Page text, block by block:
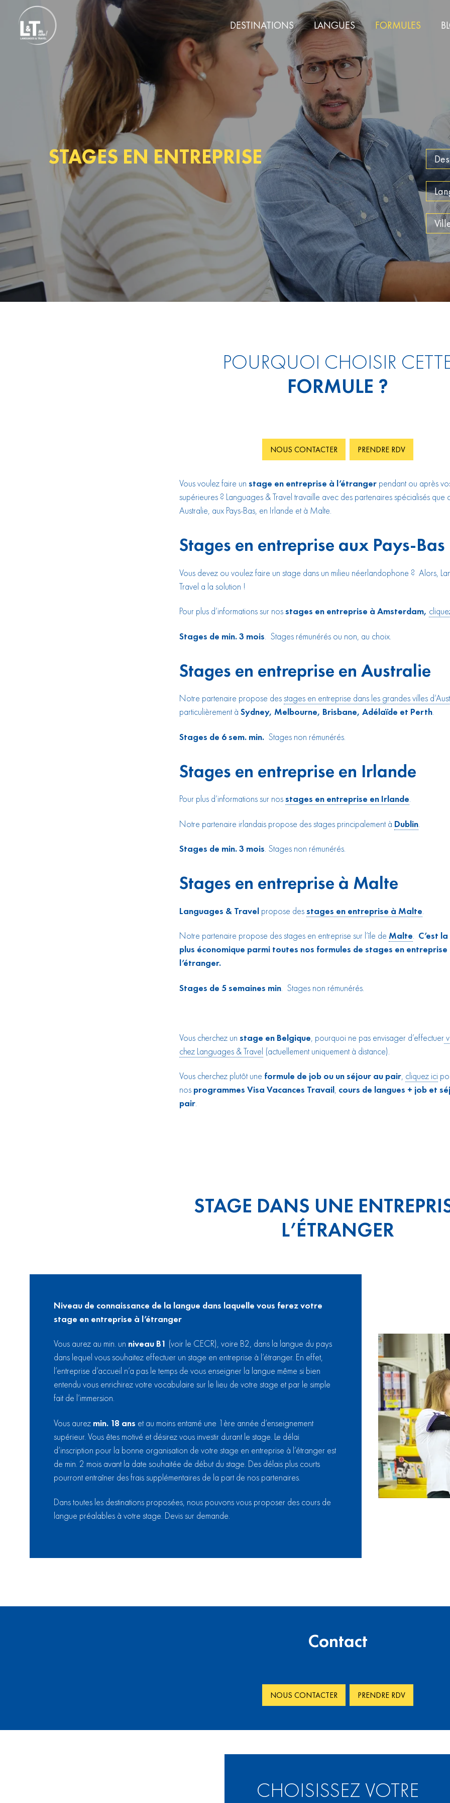
DESTINATIONS LANGUES FORMULES
STAGES EN ENTREPRISE
POURQUOI CHOISIR
FORMULE ?
NOUS CONTACTER PRENDRE RDV
Vous voulez faire un stage en entreprise à l’étranger pendant ou après
supérieures ? Languages & Travel travaille avec des partenaires spécialisés que
Australie, aux Pays-Bas, en Irlande et à Malte.
Stages en entreprise aux Pays-Bas
Vous devez ou voulez faire un stage dans un milieu néerlandophone ? Alors,
Travel a la solution !
Pour plus d’informations sur nosstages en entreprise à Amsterdam,
Stages de min. 3 mois . Stages rémunérés ou non, au choix.
Stages en entreprise en Australie
Notre partenaire propose desstages en entreprise dans les grandes villes
particulièrement à Sydney, Melbourne, Brisbane, Adélaïde et Perth.
Stages de 6 sem. min. Stages non rémunérés.
Stages en entreprise en Irlande
Pour plus d’informations sur nosstages en entreprise en Irlande.
Notre partenaire irlandais propose des stages principalement à Dublin.
Stages de min. 3 mois. Stages non rémunérés.
Stages en entreprise à Malte
Languages & Travel propose desstages en entreprise à Malte.
Notre partenaire propose des stages en entreprise sur l’île de Malte. C’est
plus économique parmi toutes nos formules de stages en entreprise
l’étranger.
Stages de 5 semaines min. Stages non rémunérés.
Vous cherchez un stage en Belgique, pourquoi ne pas envisager d’effectuer
chez Languages & Travel (actuellement uniquement à distance).
Vous cherchez plutôt une formule de job ou un séjour au pair, cliquez ici
nos programmes Visa Vacances Travail, cours de langues + job et
pair.
STAGE DANS UNE
L’ÉTRANGER
Niveau de connaissance de la langue dans laquelle vous ferez votre
stage en entreprise à l’étranger
Vous aurez au min. un niveau B1 (voir le CECR), voire B2, dans la langue du pays
dans lequel vous souhaitez effectuer un stage en entreprise à l’étranger. En effet,
l’entreprise d’accueil n’a pas le temps de vous enseigner la langue même si bien
entendu vous enrichirez votre vocabulaire sur le lieu de votre stage et par le simple
fait de l’immersion.
Vous aurez min. 18 ans et au moins entamé une 1ère année d’enseignement
supérieur. Vous êtes motivé et désirez vous investir durant le stage. Le délai
d’inscription pour la bonne organisation de votre stage en entreprise à l’étranger est
de min. 2 mois avant la date souhaitée de début du stage. Des délais plus courts
pourront entraîner des frais supplémentaires de la part de nos partenaires.
Dans toutes les destinations proposées, nous pouvons vous proposer des cours de
langue préalables à votre stage. Devis sur demande.
Contact
NOUS CONTACTER PRENDRE RDV
CHOISISSEZ VOTRE